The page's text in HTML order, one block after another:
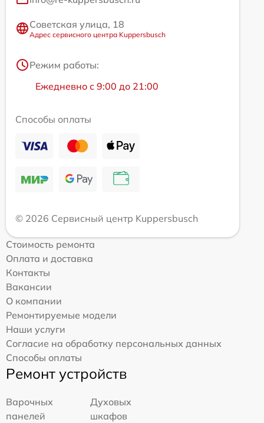
Советская улица, 18
Адрес сервисного центра Kuppersbusch
Режим работы:
Ежедневно с 9:00 до 21:00
Способы оплаты
© 2026 Сервисный центр Kuppersbusch
Стоимость ремонта
Оплата и доставка
Контакты
Вакансии
О компании
Ремонтируемые модели
Наши услуги
Согласие на обработку персональных данных
Способы оплаты
Ремонт устройств
Варочных
панелей
Духовых
шкафов